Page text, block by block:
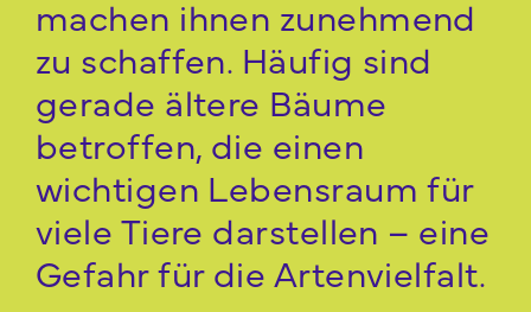
machen ihnen zunehmend
zu schaffen. Häufig sind
gerade ältere Bäume
betroffen, die einen
wichtigen Lebensraum für
viele Tiere darstellen – eine
Gefahr für die Artenvielfalt.